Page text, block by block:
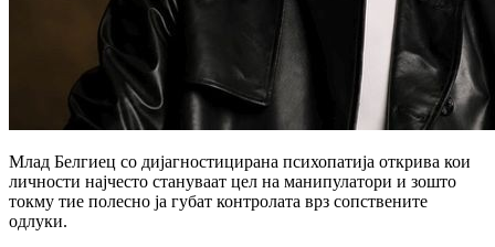
Млад Белгиец со дијагностицирана психопатија открива кои
личности најчесто стануваат цел на манипулатори и зошто
токму тие полесно ја губат контролата врз сопствените
одлуки.